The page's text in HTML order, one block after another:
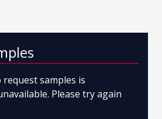
samples is
Please try again